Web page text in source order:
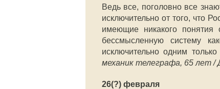
Ведь все, поголовно все
исключительно от того, что
имеющие никакого понятия
бессмысленную систему
исключительно одним
механик телеграфа, 65 лет /
26(?) февраля